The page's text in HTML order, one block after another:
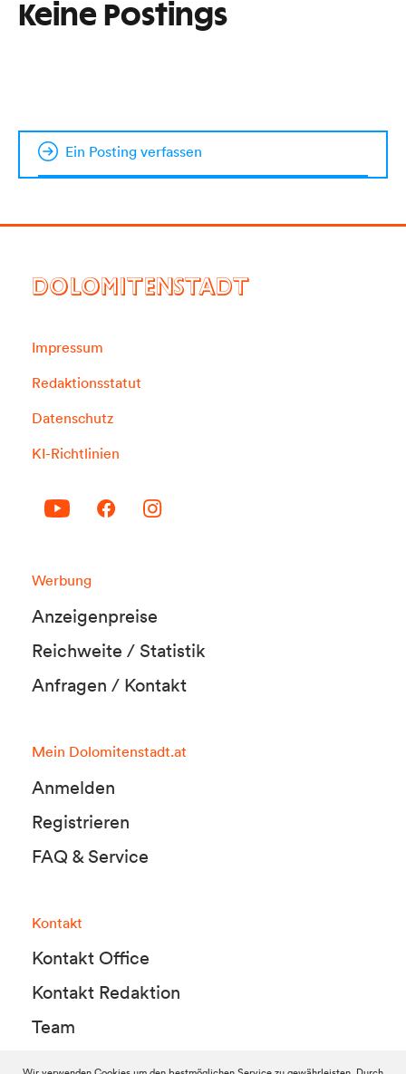
Keine Postings
Ein Posting verfassen
DOLOMITENSTADT
Impressum
Redaktionsstatut
Datenschutz
KI-Richtlinien
Werbung
Anzeigenpreise
Reichweite / Statistik
Anfragen / Kontakt
Mein Dolomitenstadt.at
Anmelden
Registrieren
FAQ & Service
Kontakt
Kontakt Office
Kontakt Redaktion
Team